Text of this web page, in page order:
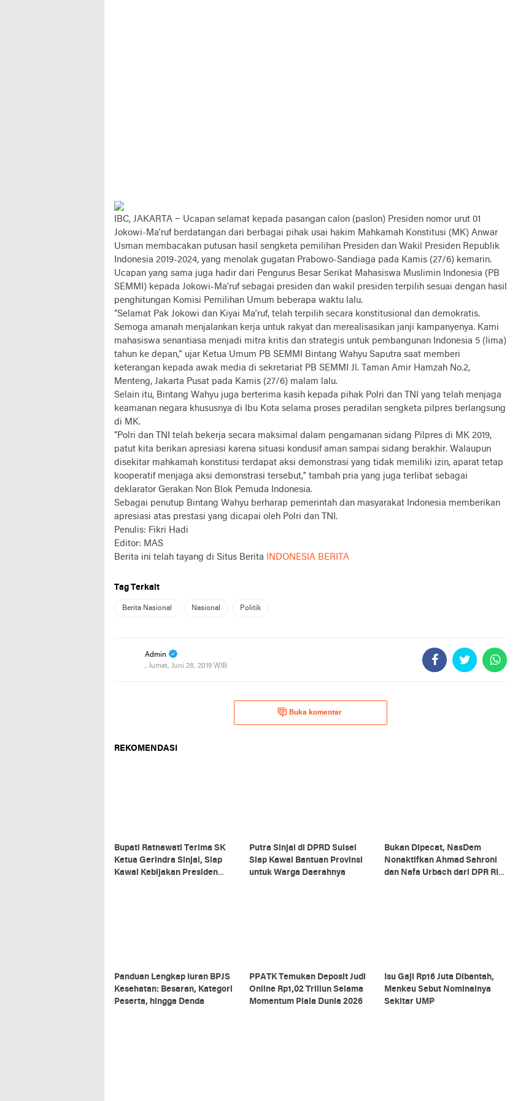
IBC, JAKARTA – Ucapan selamat kepada pasangan calon (paslon) Presiden nomor urut 01
Jokowi-Ma’ruf berdatangan dari berbagai pihak usai hakim Mahkamah Konstitusi (MK) Anwar
Usman membacakan putusan hasil sengketa pemilihan Presiden dan Wakil Presiden Republik
Indonesia 2019-2024, yang menolak gugatan Prabowo-Sandiaga pada Kamis (27/6) kemarin.
Ucapan yang sama juga hadir dari Pengurus Besar Serikat Mahasiswa Muslimin Indonesia (PB
SEMMI) kepada Jokowi-Ma’ruf sebagai presiden dan wakil presiden terpilih sesuai dengan hasil
penghitungan Komisi Pemilihan Umum beberapa waktu lalu.
“Selamat Pak Jokowi dan Kiyai Ma’ruf, telah terpilih secara konstitusional dan demokratis.
Semoga amanah menjalankan kerja untuk rakyat dan merealisasikan janji kampanyenya. Kami
mahasiswa senantiasa menjadi mitra kritis dan strategis untuk pembangunan Indonesia 5 (lima)
tahun ke depan,” ujar Ketua Umum PB SEMMI Bintang Wahyu Saputra saat memberi
keterangan kepada awak media di sekretariat PB SEMMI Jl. Taman Amir Hamzah No.2,
Menteng, Jakarta Pusat pada Kamis (27/6) malam lalu.
Selain itu, Bintang Wahyu juga berterima kasih kepada pihak Polri dan TNI yang telah menjaga
keamanan negara khususnya di Ibu Kota selama proses peradilan sengketa pilpres berlangsung
di MK.
“Polri dan TNI telah bekerja secara maksimal dalam pengamanan sidang Pilpres di MK 2019,
patut kita berikan apresiasi karena situasi kondusif aman sampai sidang berakhir. Walaupun
disekitar mahkamah konstitusi terdapat aksi demonstrasi yang tidak memiliki izin, aparat tetap
kooperatif menjaga aksi demonstrasi tersebut,” tambah pria yang juga terlibat sebagai
deklarator Gerakan Non Blok Pemuda Indonesia.
Sebagai penutup Bintang Wahyu berharap pemerintah dan masyarakat Indonesia memberikan
apresiasi atas prestasi yang dicapai oleh Polri dan TNI.
Penulis: Fikri Hadi
Editor: MAS
Berita ini telah tayang di Situs Berita
INDONESIA BERITA
Tag Terkait
Berita Nasional Nasional Politik
Admin
, Jumat, Juni 28, 2019 WIB
Buka komentar
REKOMENDASI
Bupati Ratnawati Terima SK
Ketua Gerindra Sinjai, Siap
Kawal Kebijakan Presiden
Putra Sinjai di DPRD Sulsel
Siap Kawal Bantuan Provinsi
untuk Warga Daerahnya
Bukan Dipecat, NasDem
Nonaktifkan Ahmad Sahroni
dan Nafa Urbach dari DPR RI,
Panduan Lengkap Iuran BPJS
Kesehatan: Besaran, Kategori
Peserta, hingga Denda
PPATK Temukan Deposit Judi
Online Rp1,02 Triliun Selama
Momentum Piala Dunia 2026
Isu Gaji Rp16 Juta Dibantah,
Menkeu Sebut Nominalnya
Sekitar UMP